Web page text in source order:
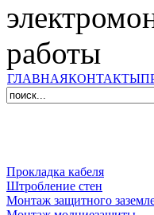
ГЛАВНАЯКОНТАКТЫ
Прокладка кабеля
Штробление стен
Монтаж защитного